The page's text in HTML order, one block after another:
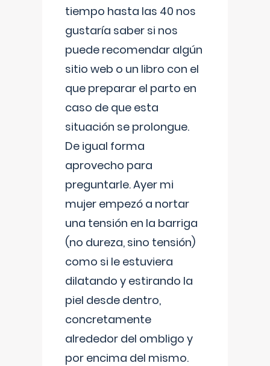
tiempo hasta las 40 nos
gustaría saber si nos
puede recomendar algún
sitio web o un libro con el
que preparar el parto en
caso de que esta
situación se prolongue.
De igual forma
aprovecho para
preguntarle. Ayer mi
mujer empezó a nortar
una tensión en la barriga
(no dureza, sino tensión)
como si le estuviera
dilatando y estirando la
piel desde dentro,
concretamente
alrededor del ombligo y
por encima del mismo.